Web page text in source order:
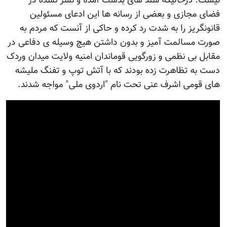
فضای مجازی و بعضی از رسانه ها این ادعای مسئولین
قانونگریز را به شدت رد کرده و حاکی از آنست که مردم به
صورت مسالمت آمیز و بدون داشتن هیچ وسیله ی دفاعی در
مقابل بی نظمی و زورگویی قوماندان امنیه ولایت میدان وردک
دست به تظاهرت زده بودند که با آتش توپ و تفنگ ملیشه
های قومی اشرف عنی تحت نام "اردوی ملی" مواجه شدند.